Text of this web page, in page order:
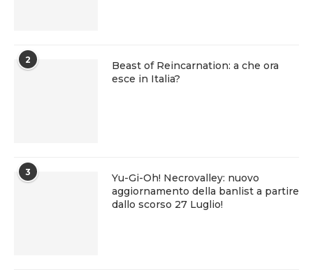
2
Beast of Reincarnation: a che ora
esce in Italia?
3
Yu-Gi-Oh! Necrovalley: nuovo
aggiornamento della banlist a partire
dallo scorso 27 Luglio!